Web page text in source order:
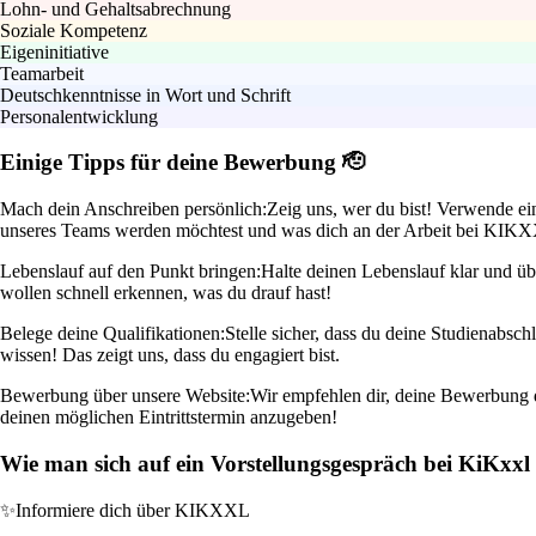
Lohn- und Gehaltsabrechnung
Soziale Kompetenz
Eigeninitiative
Teamarbeit
Deutschkenntnisse in Wort und Schrift
Personalentwicklung
Einige Tipps für deine Bewerbung 🫡
Mach dein Anschreiben persönlich:Zeig uns, wer du bist! Verwende
unseres Teams werden möchtest und was dich an der Arbeit bei
Lebenslauf auf den Punkt bringen:Halte deinen Lebenslauf klar und
wollen schnell erkennen, was du drauf hast!
Belege deine Qualifikationen:Stelle sicher, dass du deine
wissen! Das zeigt uns, dass du engagiert bist.
Bewerbung über unsere Website:Wir empfehlen dir, deine Bewerbung
deinen möglichen Eintrittstermin anzugeben!
Wie man sich auf ein Vorstellungsgespräch bei
✨Informiere dich über KIKXXL